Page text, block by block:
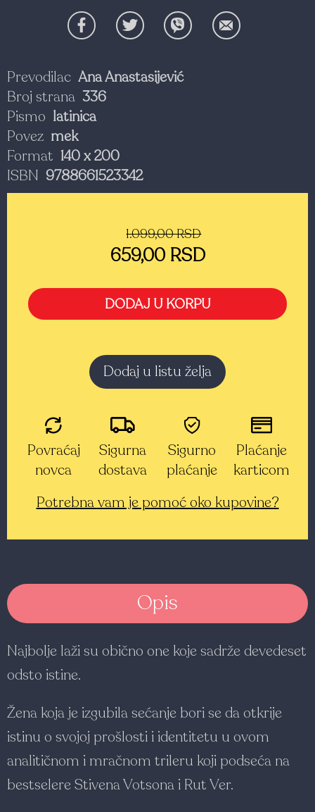
Prevodilac Ana Anastasijević
Broj strana 336
Pismo latinica
Povez mek
Format 140 x 200
ISBN 9788661523342
1.099,00 RSD
659,00 RSD
DODAJ U KORPU
Dodaj u listu želja
Povraćaj
novca
Sigurna
dostava
Sigurno
plaćanje
Plaćanje
karticom
Potrebna vam je pomoć oko kupovine?
Opis
Najbolje laži su obično one koje sadrže devedeset
odsto istine.
Žena koja je izgubila sećanje bori se da otkrije
istinu o svojoj prošlosti i identitetu u ovom
analitičnom i mračnom trileru koji podseća na
bestselere Stivena Votsona i Rut Ver.